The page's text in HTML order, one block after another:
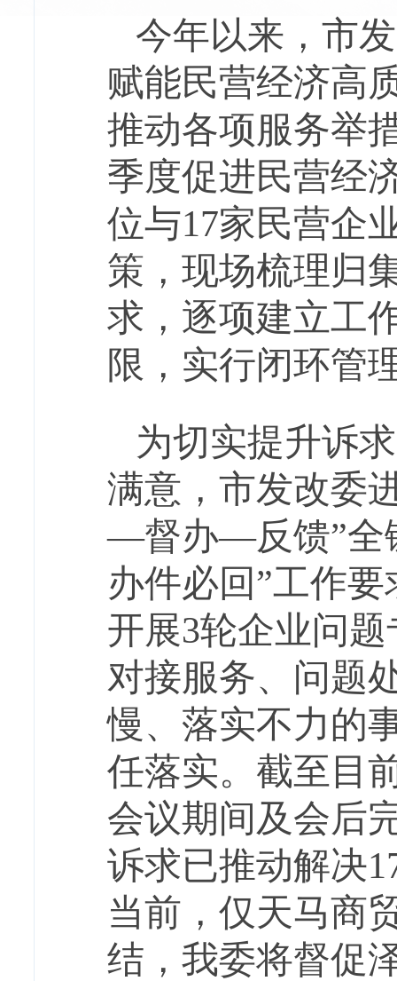
今年以来，市
赋能民营经济高
推动各项服务举
季度促进民营经
位与17家民营企
策，现场梳理归
求，逐项建立工
限，实行闭环管
为切实提升诉
满意，市发改委
—督办—反馈”全
办件必回”工作
开展3轮企业问
对接服务、问题
慢、落实不力的
任落实。截至目
会议期间及会后
诉求已推动解决
当前，仅天马商
结，我委将督促